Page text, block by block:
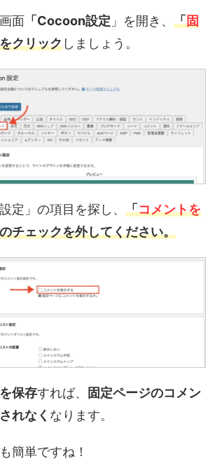
面 「Cocoon設定 」を開き、 「固
クリックしましょう。
定」の項目を探し、 「コメントを
チェックを外してください。
保存すれば、 固定ページのコメン
れなく なります。
簡単ですね！